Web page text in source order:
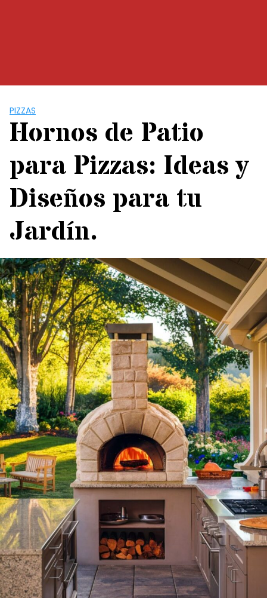
PIZZAS
Hornos de Patio
para Pizzas: Ideas y
Diseños para tu
Jardín.